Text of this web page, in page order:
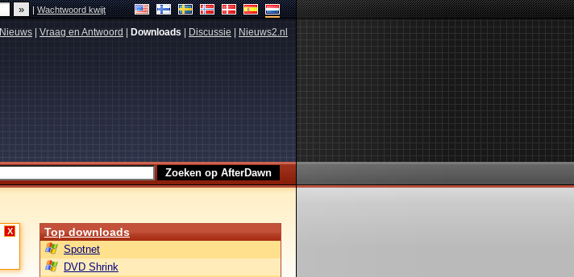
|Wachtwoord kwijt
Nieuws Vraag en Antwoord Downloads Discussie Nieuws2.nl
X Top downloads
Spotnet
DVD Shrink